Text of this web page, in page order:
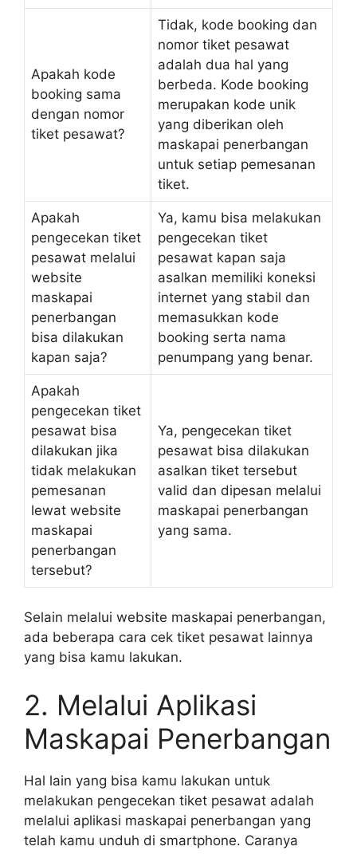
Apakah kode
booking sama
dengan nomor
tiket pesawat?
Tidak, kode booking dan
nomor tiket pesawat
adalah dua hal yang
berbeda. Kode booking
merupakan kode unik
yang diberikan oleh
maskapai penerbangan
untuk setiap pemesanan
tiket.
Apakah
pengecekan tiket
pesawat melalui
website
maskapai
penerbangan
bisa dilakukan
kapan saja?
Ya, kamu bisa melakukan
pengecekan tiket
pesawat kapan saja
asalkan memiliki koneksi
internet yang stabil dan
memasukkan kode
booking serta nama
penumpang yang benar.
Apakah
pengecekan tiket
pesawat bisa
dilakukan jika
tidak melakukan
pemesanan
lewat website
maskapai
penerbangan
tersebut?
Ya, pengecekan tiket
pesawat bisa dilakukan
asalkan tiket tersebut
valid dan dipesan melalui
maskapai penerbangan
yang sama.
Selain melalui website maskapai penerbangan,
ada beberapa cara cek tiket pesawat lainnya
yang bisa kamu lakukan.
2. Melalui Aplikasi
Maskapai Penerbangan
Hal lain yang bisa kamu lakukan untuk
melakukan pengecekan tiket pesawat adalah
melalui aplikasi maskapai penerbangan yang
telah kamu unduh di smartphone. Caranya